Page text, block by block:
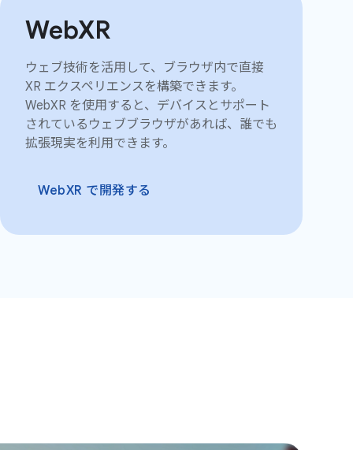
WebXR
ウェブ技術を活用して、ブラウザ内で直接
XR エクスペリエンスを構築できます。
WebXR を使用すると、デバイスとサポート
されているウェブブラウザがあれば、誰でも
拡張現実を利用できます。
WebXR で開発する